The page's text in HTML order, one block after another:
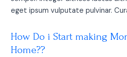
eget ipsum vulputate pulvinar.
How Do i Start making
Home??